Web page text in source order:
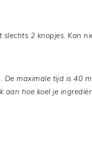
2 knopjes. Kan
De maximale tijd is 40
aan hoe koel je